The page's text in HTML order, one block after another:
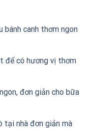
bánh canh thơm ngon
để có hương vị thơm
đơn giản cho bữa
tại nhà đơn giản mà